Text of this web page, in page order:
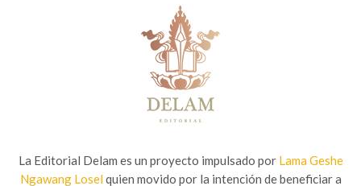
La Editorial Delam es un proyecto impulsado por Lama Geshe
Ngawang Losel quien movido por la intención de beneficiar a